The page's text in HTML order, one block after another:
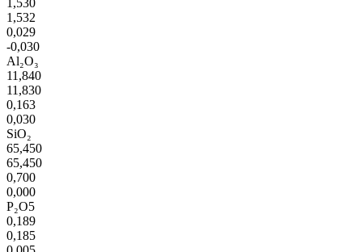
1,530
1,532
0,029
-0,030
Al₂O₃
11,840
11,830
0,163
0,030
SiO₂
65,450
65,450
0,700
0,000
P₂O5
0,189
0,185